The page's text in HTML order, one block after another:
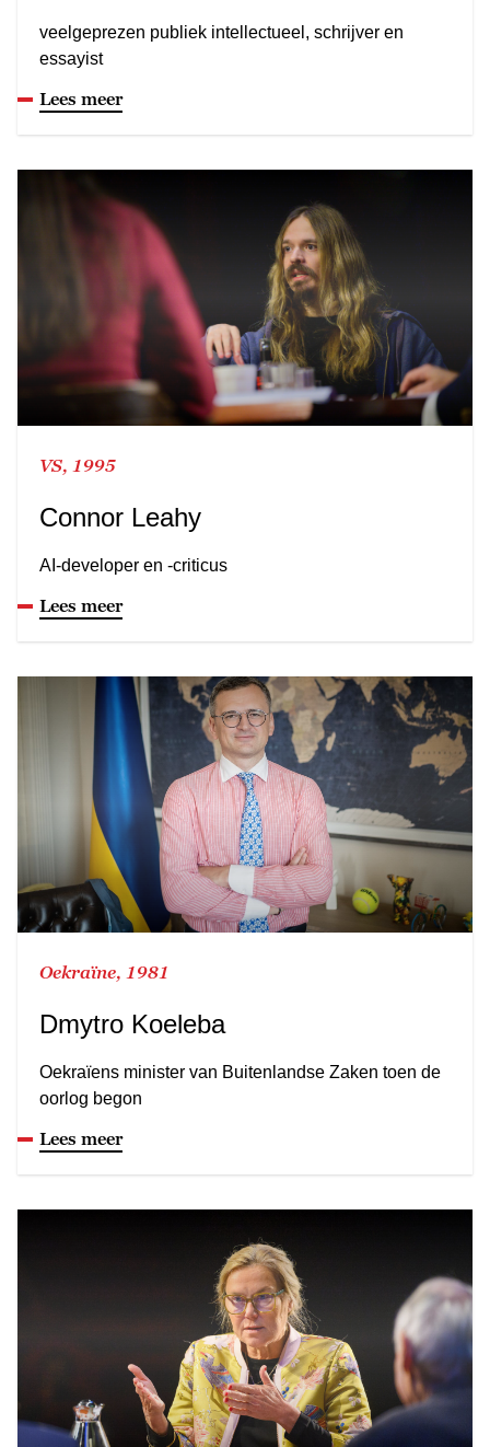
veelgeprezen publiek intellectueel, schrijver en
essayist
Lees meer
VS, 1995
Connor Leahy
AI-developer en -criticus
Lees meer
Oekraïne, 1981
Dmytro Koeleba
Oekraïens minister van Buitenlandse Zaken toen de
oorlog begon
Lees meer